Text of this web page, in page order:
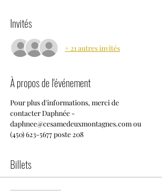
Invités
+ 21 autres invités
À propos de l'événement
Pour plus d'informations, merci de
contacter Daphnée -
daphnee@cesamedeuxmontagnes.com ou
(450) 623-5677 poste 208
Billets